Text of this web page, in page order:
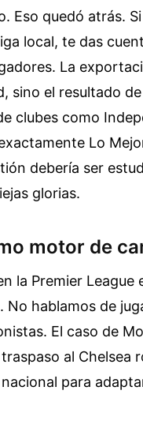
Eso quedó atrás.
local, te das
La
sino el resultado
clubes como
Lo
debería ser
glorias.
motor de
la Premier League
No hablamos de
El caso de
al Chelsea
para